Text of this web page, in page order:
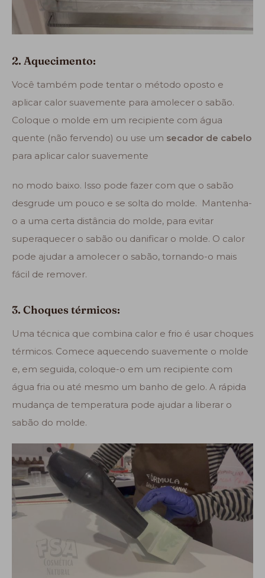
2. Aquecimento:
Você também pode tentar o método oposto e
aplicar calor suavemente para amolecer o sabão.
Coloque o molde em um recipiente com água
quente (não fervendo) ou use um secador de cabelo
para aplicar calor suavemente
no modo baixo. Isso pode fazer com que o sabão
desgrude um pouco e se solta do molde. Mantenha-
o a uma certa distância do molde, para evitar
superaquecer o sabão ou danificar o molde. O calor
pode ajudar a amolecer o sabão, tornando-o mais
fácil de remover.
3. Choques térmicos:
Uma técnica que combina calor e frio é usar choques
térmicos. Comece aquecendo suavemente o molde
e, em seguida, coloque-o em um recipiente com
água fria ou até mesmo um banho de gelo. A rápida
mudança de temperatura pode ajudar a liberar o
sabão do molde.